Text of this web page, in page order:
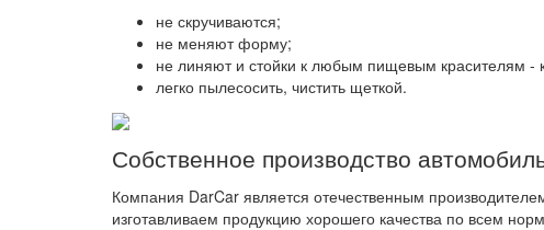
не скручиваются;
не меняют форму;
не линяют и стойки к любым пищевым красителям -
легко пылесосить, чистить щеткой.
Собственное производство
Компания DarCar является отечественным
изготавливаем продукцию хорошего качества по всем